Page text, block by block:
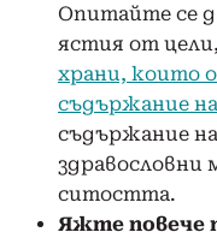
Опитайте се
ястия от
храни, които
съдържание
съдържание
здравословни
ситостта.
Яжте повече